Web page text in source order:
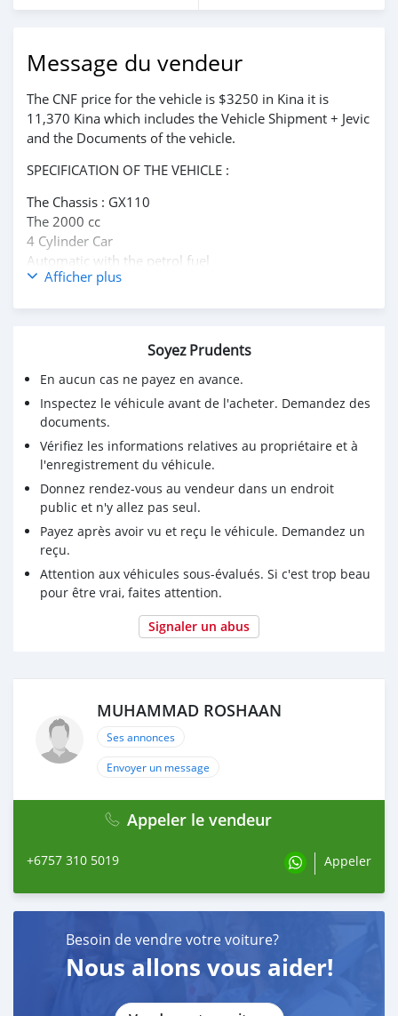
Message du vendeur
The CNF price for the vehicle is $3250 in Kina it is
11,370 Kina which includes the Vehicle Shipment + Jevic
and the Documents of the vehicle.
SPECIFICATION OF THE VEHICLE :
The Chassis : GX110
The 2000 cc
4 Cylinder Car
Automatic with the petrol fuel
Afficher plus
Soyez Prudents
En aucun cas ne payez en avance.
Inspectez le véhicule avant de l'acheter. Demandez des
documents.
Vérifiez les informations relatives au propriétaire et à
l'enregistrement du véhicule.
Donnez rendez-vous au vendeur dans un endroit
public et n'y allez pas seul.
Payez après avoir vu et reçu le véhicule. Demandez un
reçu.
Attention aux véhicules sous-évalués. Si c'est trop beau
pour être vrai, faites attention.
Signaler un abus
MUHAMMAD ROSHAAN
Ses annonces
Envoyer un message
Appeler le vendeur
+6757 310 5019 Appeler
Besoin de vendre votre voiture?
Nous allons vous aider!